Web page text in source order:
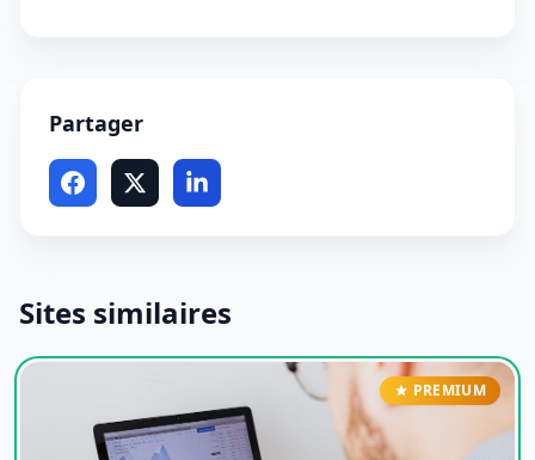
Partager
Sites similaires
PREMIUM